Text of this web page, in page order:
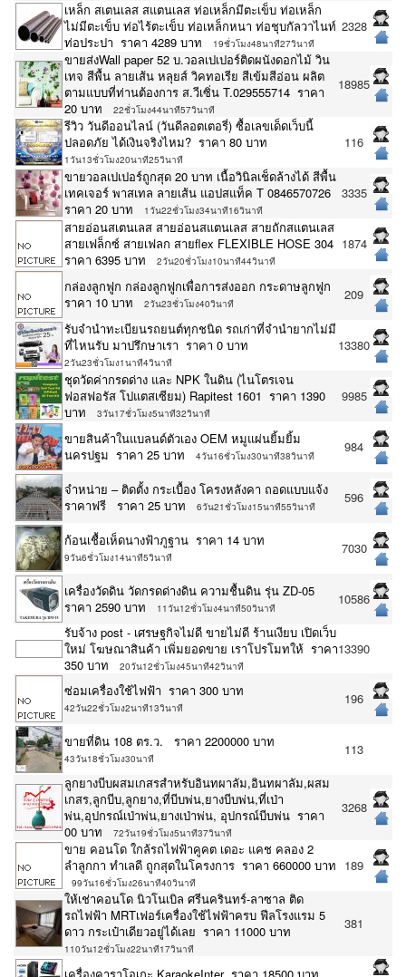
เหล็ก สเตนเลส สแตนเลส ท่อเหล็กมีตะเข็บ ท่อเหล็ก
ไม่มีตะเข็บ ท่อไร้ตะเข็บ ท่อเหล็กหนา ท่อชุบกัลวาไนท์
ท่อประปา ราคา 4289 บาท
19ชั่วโมง48นาที27วินาที
2328
ขายส่งWall paper 52 บ.วอลเปเปอร์ติดผนังดอกไม้ วิน
เทจ สีพื้น ลายเส้น หลุยส์ วิคทอเรีย สีเข้มสีอ่อน ผลิต
ตามแบบที่ท่านต้องการ ส.วีเซิ่น T.029555714 ราคา
20 บาท
22ชั่วโมง44นาที57วินาที
18985
รีวิว วันดีออนไลน์ (วันดีลอตเตอรี่) ซื้อเลขเด็ดเว็บนี้
ปลอดภัย ได้เงินจริงไหม? ราคา 80 บาท
1วัน13ชั่วโมง20นาที25วินาที
116
ขายวอลเปเปอร์ถูกสุด 20 บาท เนื้อวินิลเช็ดล้างได้ สีพื้น
เทคเจอร์ พาสเทล ลายเส้น แอปสแท็ค T 0846570726
ราคา 20 บาท
1วัน22ชั่วโมง34นาที16วินาที
3335
สายอ่อนสเตนเลส สายอ่อนสแตนเลส สายถักสแตนเลส
สายเฟล็กซ์ สายเฟลก สายflex FLEXIBLE HOSE 304
ราคา 6395 บาท
2วัน20ชั่วโมง10นาที44วินาที
1874
กล่องลูกฟูก กล่องลูกฟูกเพื่อการส่งออก กระดาษลูกฟูก
ราคา 10 บาท
2วัน23ชั่วโมง40วินาที
209
รับจำนำทะเบียนรถยนต์ทุกชนิด รถเก่าที่จำนำยากไม่มี
ที่ไหนรับ มาปรึกษาเรา ราคา 0 บาท
2วัน23ชั่วโมง1นาที4วินาที
13380
ชุดวัดค่ากรดด่าง และ NPK ในดิน (ไนโตรเจน
ฟอสฟอรัส โปแตสเซียม) Rapitest 1601 ราคา 1390
บาท
3วัน17ชั่วโมง5นาที32วินาที
9985
ขายสินค้าในแบลนด์ตัวเอง OEM หมูแผ่นยิ้มยิ้ม
นครปฐม ราคา 25 บาท
4วัน16ชั่วโมง30นาที38วินาที
984
จำหน่าย – ติดตั้ง กระเบื้อง โครงหลังคา ถอดแบบแจ้ง
ราคาฟรี ราคา 25 บาท
6วัน21ชั่วโมง15นาที55วินาที
596
ก้อนเชื้อเห็ดนางฟ้าภูฐาน ราคา 14 บาท
9วัน6ชั่วโมง14นาที5วินาที
7030
เครื่องวัดดิน วัดกรดด่างดิน ความชื้นดิน รุ่น ZD-05
ราคา 2590 บาท
11วัน12ชั่วโมง4นาที50วินาที
10586
รับจ้าง post - เศรษฐกิจไม่ดี ขายไม่ดี ร้านเงียบ เปิดเว็บ
ใหม่ โฆษณาสินค้า เพิ่มยอดขาย เราโปรโมทให้ ราคา
350 บาท
20วัน12ชั่วโมง45นาที42วินาที
13390
ซ่อมเครื่องใช้ไฟฟ้า ราคา 300 บาท
42วัน22ชั่วโมง2นาที13วินาที
196
ขายที่ดิน 108 ตร.ว. ราคา 2200000 บาท
43วัน18ชั่วโมง30นาที
113
ลูกยางบีบผสมเกสรสำหรับอินทผาลัม,อินทผาลัม,ผสม
เกสร,ลูกบีบ,ลูกยาง,ที่บีบพ่น,ยางบีบพ่น,ที่เป่า
พ่น,อุปกรณ์เป่าพ่น,ยางเป่าพ่น, อุปกรณ์บีบพ่น ราคา
00 บาท
72วัน19ชั่วโมง5นาที37วินาที
3268
ขาย คอนโด ใกล้รถไฟฟ้าคูคต เดอะ แคช คลอง 2
ลำลูกกา ทำเลดี ถูกสุดในโครงการ ราคา 660000 บาท
99วัน16ชั่วโมง26นาที40วินาที
189
ให้เช่าคอนโด นิวโนเบิล ศรีนครินทร์-ลาซาล ติด
รถไฟฟ้า MRTเฟอร์เครื่องใช้ไฟฟ้าครบ ฟีลโรงแรม 5
ดาว กระเป๋าเดียวอยู่ได้เลย ราคา 11000 บาท
110วัน12ชั่วโมง22นาที17วินาที
381